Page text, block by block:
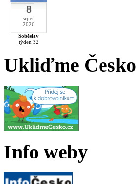
8
srpen
2026
Soběslav
týden 32
Ukliďme Česko
Info weby